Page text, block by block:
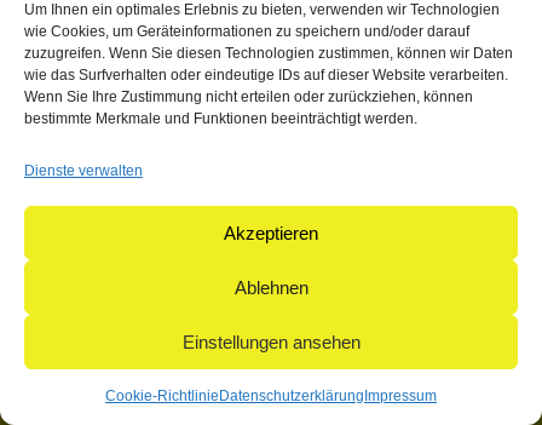
Um Ihnen ein optimales Erlebnis zu bieten, verwenden wir Technologien
wie Cookies, um Geräteinformationen zu speichern und/oder darauf
zuzugreifen. Wenn Sie diesen Technologien zustimmen, können wir Daten
wie das Surfverhalten oder eindeutige IDs auf dieser Website verarbeiten.
Wenn Sie Ihre Zustimmung nicht erteilen oder zurückziehen, können
bestimmte Merkmale und Funktionen beeinträchtigt werden.
Dienste verwalten
Akzeptieren
Ablehnen
Einstellungen ansehen
Cookie-Richtlinie Datenschutzerklärung Impressum
Suchen
Suchen